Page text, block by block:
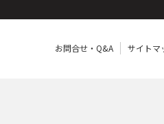
お問合せ・Q&A サイトマ